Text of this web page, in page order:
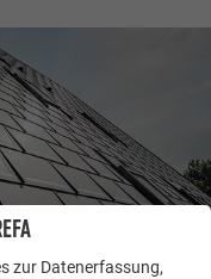
zur Datenerfassung,